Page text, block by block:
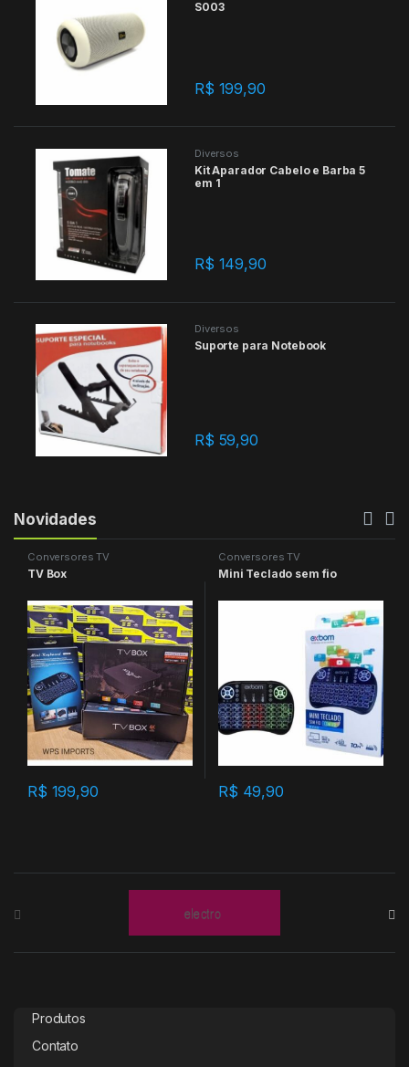
S003
R$ 199,90
Diversos
Kit Aparador Cabelo e Barba 5
em 1
R$ 149,90
Diversos
Suporte para Notebook
R$ 59,90
Novidades
Conversores TV
TV Box
R$ 199,90
Conversores TV
Mini Teclado sem fio
R$ 49,90
Produtos
Contato